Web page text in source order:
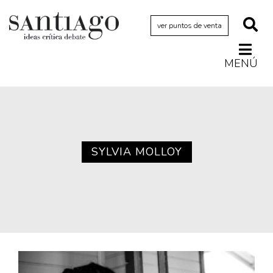
ver puntos de venta
MENÚ
SYLVIA MOLLOY